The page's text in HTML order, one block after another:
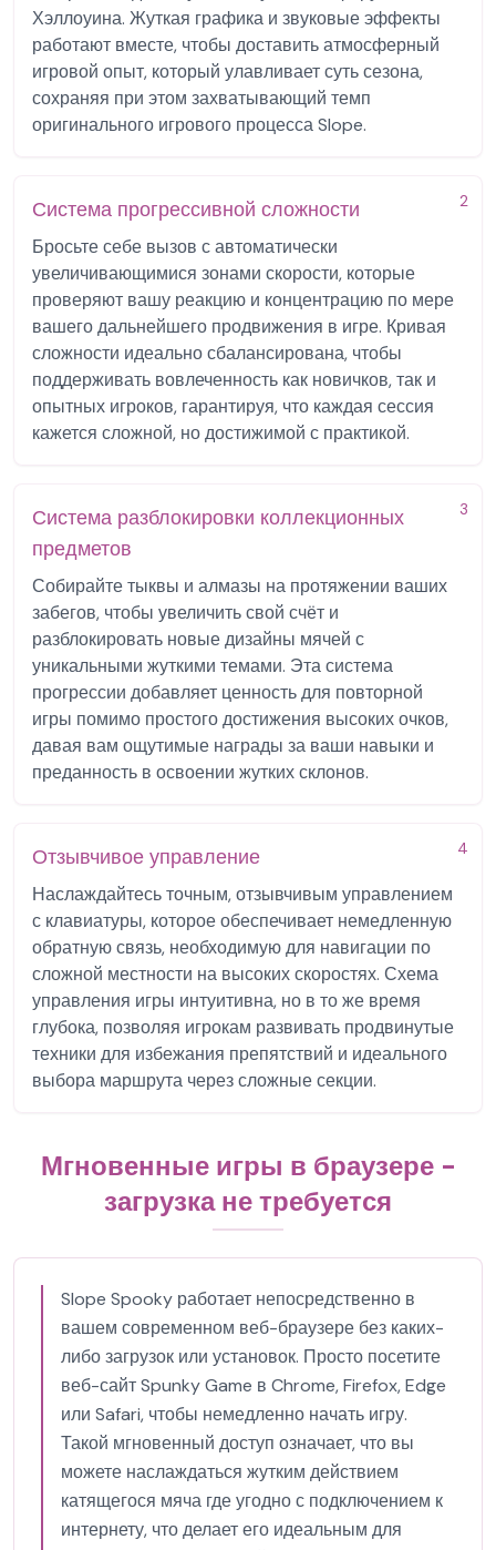
Хэллоуина. Жуткая графика и звуковые эффекты
работают вместе, чтобы доставить атмосферный
игровой опыт, который улавливает суть сезона,
сохраняя при этом захватывающий темп
оригинального игрового процесса Slope.
2
Система прогрессивной сложности
Бросьте себе вызов с автоматически
увеличивающимися зонами скорости, которые
проверяют вашу реакцию и концентрацию по мере
вашего дальнейшего продвижения в игре. Кривая
сложности идеально сбалансирована, чтобы
поддерживать вовлеченность как новичков, так и
опытных игроков, гарантируя, что каждая сессия
кажется сложной, но достижимой с практикой.
3
Система разблокировки коллекционных
предметов
Собирайте тыквы и алмазы на протяжении ваших
забегов, чтобы увеличить свой счёт и
разблокировать новые дизайны мячей с
уникальными жуткими темами. Эта система
прогрессии добавляет ценность для повторной
игры помимо простого достижения высоких очков,
давая вам ощутимые награды за ваши навыки и
преданность в освоении жутких склонов.
4
Отзывчивое управление
Наслаждайтесь точным, отзывчивым управлением
с клавиатуры, которое обеспечивает немедленную
обратную связь, необходимую для навигации по
сложной местности на высоких скоростях. Схема
управления игры интуитивна, но в то же время
глубока, позволяя игрокам развивать продвинутые
техники для избежания препятствий и идеального
выбора маршрута через сложные секции.
Мгновенные игры в браузере -
загрузка не требуется
Slope Spooky работает непосредственно в
вашем современном веб-браузере без каких-
либо загрузок или установок. Просто посетите
веб-сайт Spunky Game в Chrome, Firefox, Edge
или Safari, чтобы немедленно начать игру.
Такой мгновенный доступ означает, что вы
можете наслаждаться жутким действием
катящегося мяча где угодно с подключением к
интернету, что делает его идеальным для